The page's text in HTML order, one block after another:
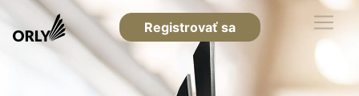
Registrovať sa